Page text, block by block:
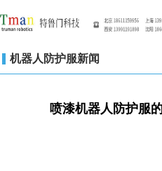
机器人防护服新闻
喷漆机器人防护服